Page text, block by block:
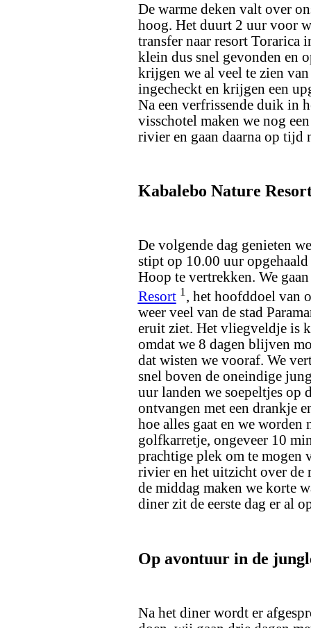
De warme deken valt over
hoog. Het duurt 2 uur voor
transfer naar resort Torarica
klein dus snel gevonden en
krijgen we al veel te zien
ingecheckt en krijgen een
Na een verfrissende duik in
visschotel maken we nog
rivier en gaan daarna op tijd
Kabalebo Nature
De volgende dag genieten
stipt op 10.00 uur
Hoop te vertrekken. We
Resort 1, het hoofddoel van
weer veel van de stad
eruit ziet. Het vliegveldje is
omdat we 8 dagen blijven
dat wisten we vooraf. We
snel boven de oneindige
uur landen we soepeltjes op
ontvangen met een drankje
hoe alles gaat en we worden
golfkarretje, ongeveer 10
prachtige plek om te mogen
rivier en het uitzicht over de
de middag maken we korte
diner zit de eerste dag er al
Op avontuur in de
Na het diner wordt er